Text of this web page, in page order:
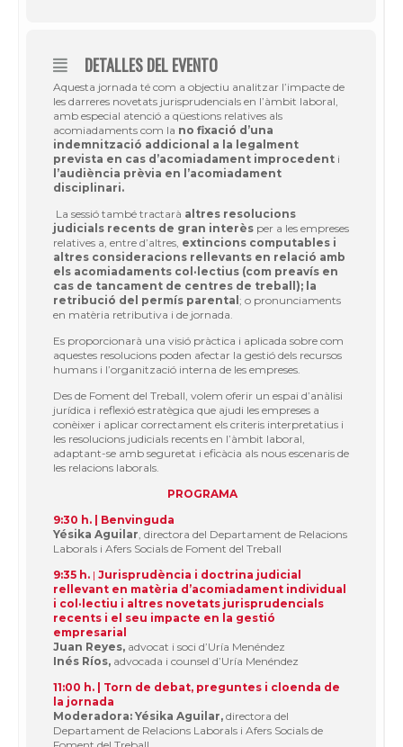
DETALLES DEL EVENTO
Aquesta jornada té com a objectiu analitzar l’impacte de
les darreres novetats jurisprudencials en l’àmbit laboral,
amb especial atenció a qüestions relatives als
acomiadaments com la no fixació d’una
indemnització addicional a la legalment
prevista en cas d’acomiadament improcedent i
l’audiència prèvia en l’acomiadament
disciplinari.
La sessió també tractarà altres resolucions
judicials recents de gran interès per a les empreses
relatives a, entre d’altres, extincions computables i
altres consideracions rellevants en relació amb
els acomiadaments col·lectius (com preavís en
cas de tancament de centres de treball); la
retribució del permís parental; o pronunciaments
en matèria retributiva i de jornada.
Es proporcionarà una visió pràctica i aplicada sobre com
aquestes resolucions poden afectar la gestió dels recursos
humans i l’organització interna de les empreses.
Des de Foment del Treball, volem oferir un espai d’anàlisi
jurídica i reflexió estratègica que ajudi les empreses a
conèixer i aplicar correctament els criteris interpretatius i
les resolucions judicials recents en l’àmbit laboral,
adaptant-se amb seguretat i eficàcia als nous escenaris de
les relacions laborals.
PROGRAMA
9:30 h. | Benvinguda
Yésika Aguilar , directora del Departament de Relacions
Laborals i Afers Socials de Foment del Treball
9:35 h. | Jurisprudència i doctrina judicial
rellevant en matèria d’acomiadament individual
i col·lectiu i altres novetats jurisprudencials
recents i el seu impacte en la gestió
empresarial
Juan Reyes, advocat i soci d’Uría Menéndez
Inés Ríos, advocada i counsel d’Uría Menéndez
11:00 h. | Torn de debat, preguntes i cloenda de
la jornada
Moderadora: Yésika Aguilar, directora del
Departament de Relacions Laborals i Afers Socials de